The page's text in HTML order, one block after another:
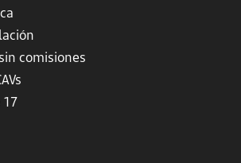
comisiones
17